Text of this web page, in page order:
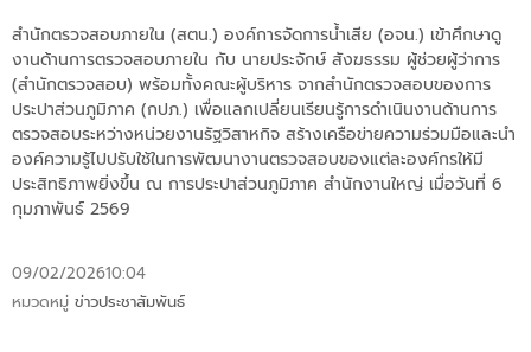
สำนักตรวจสอบภายใน (สตน.) องค์การจัดการน้ำเสีย (อจน.) เข้าศึกษาดู
งานด้านการตรวจสอบภายใน กับ นายประจักษ์ สังฆธรรม ผู้ช่วยผู้ว่าการ
(สำนักตรวจสอบ) พร้อมทั้งคณะผู้บริหาร จากสำนักตรวจสอบของการ
ประปาส่วนภูมิภาค (กปภ.) เพื่อแลกเปลี่ยนเรียนรู้การดำเนินงานด้านการ
ตรวจสอบระหว่างหน่วยงานรัฐวิสาหกิจ สร้างเครือข่ายความร่วมมือและนำ
องค์ความรู้ไปปรับใช้ในการพัฒนางานตรวจสอบของแต่ละองค์กรให้มี
ประสิทธิภาพยิ่งขึ้น ณ การประปาส่วนภูมิภาค สำนักงานใหญ่ เมื่อวันที่ 6
กุมภาพันธ์ 2569
09/02/202610:04
หมวดหมู่ ข่าวประชาสัมพันธ์